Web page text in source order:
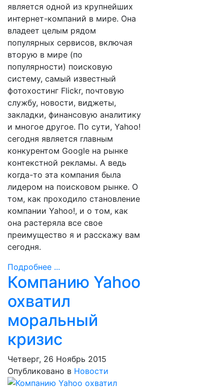
является одной из крупнейших
интернет-компаний в мире. Она
владеет целым рядом
популярных сервисов, включая
вторую в мире (по
популярности) поисковую
систему, самый известный
фотохостинг Flickr, почтовую
службу, новости, виджеты,
закладки, финансовую аналитику
и многое другое. По сути, Yahoo!
сегодня является главным
конкурентом Google на рынке
контекстной рекламы. А ведь
когда-то эта компания была
лидером на поисковом рынке. О
том, как проходило становление
компании Yahoo!, и о том, как
она растеряла все свое
преимущество я и расскажу вам
сегодня.
Подробнее ...
Компанию Yahoo
охватил
моральный
кризис
Четверг, 26 Ноябрь 2015
Опубликовано в Новости